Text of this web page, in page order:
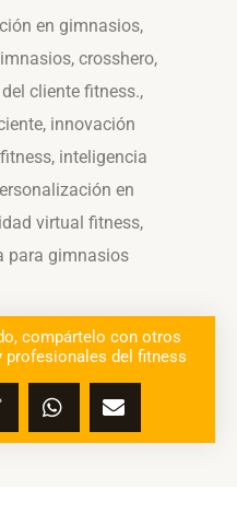
en gimnasios,
, crosshero,
cliente fitness.,
, innovación
, inteligencia
en
virtual fitness,
para gimnasios
compártelo con otros
del fitness